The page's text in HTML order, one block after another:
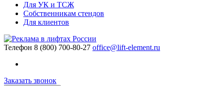
Для УК и ТСЖ
Собственникам стендов
Для клиентов
Телефон 8 (800) 700-80-27 office@lift-element.ru
Заказать звонок